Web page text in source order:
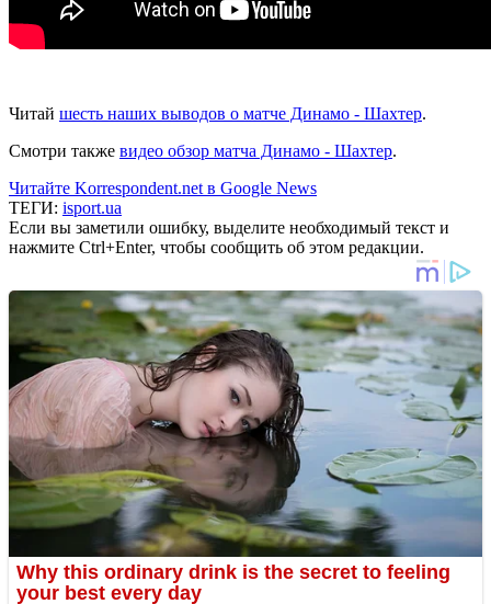
Читай шесть наших выводов о матче Динамо - Шахтер.
Смотри также видео обзор матча Динамо - Шахтер.
Читайте Korrespondent.net в Google News
ТЕГИ: isport.ua
Если вы заметили ошибку, выделите необходимый текст и
нажмите Ctrl+Enter, чтобы сообщить об этом редакции.